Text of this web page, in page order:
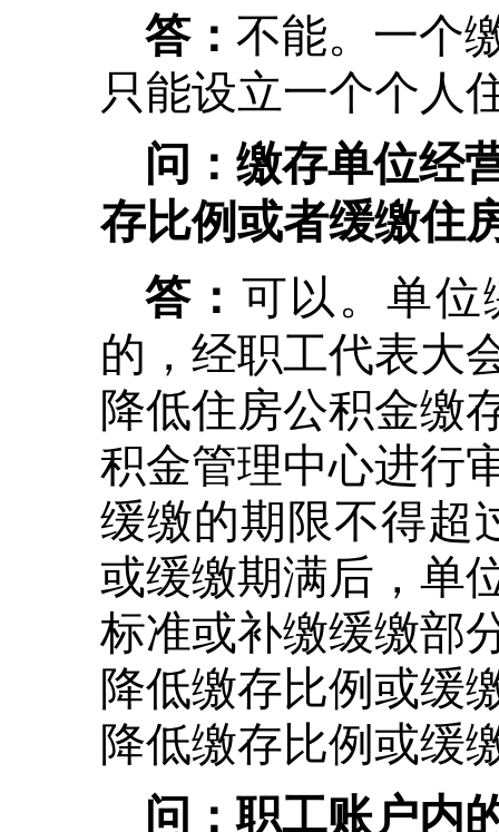
答：不能。一个
只能设立一个个人
问：缴存单位经
存比例或者缓缴住
答： 可以。单
的，经职工代表大
降低住房公积金缴
积金管理中心进行
缓缴的期限不得超
或缓缴期满后，单
标准或补缴缓缴部
降低缴存比例或缓
降低缴存比例或缓
问：职工账户内